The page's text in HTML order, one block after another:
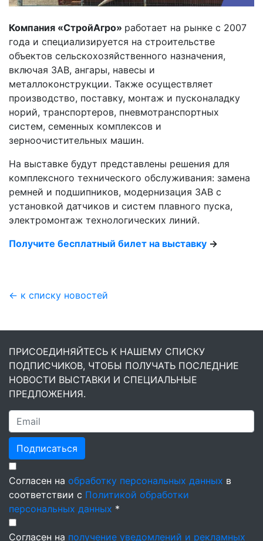
Компания «СтройАгро» работает на рынке с 2007
года и специализируется на строительстве
объектов сельскохозяйственного назначения,
включая ЗАВ, ангары, навесы и
металлоконструкции. Также осуществляет
производство, поставку, монтаж и пусконаладку
норий, транспортеров, пневмотранспортных
систем, семенных комплексов и
зерноочистительных машин.
На выставке будут представлены решения для
комплексного технического обслуживания: замена
ремней и подшипников, модернизация ЗАВ с
установкой датчиков и систем плавного пуска,
электромонтаж технологических линий.
Получите бесплатный билет на выставку →
← к списку новостей
ПРИСОЕДИНЯЙТЕСЬ К НАШЕМУ СПИСКУ
ПОДПИСЧИКОВ, ЧТОБЫ ПОЛУЧАТЬ ПОСЛЕДНИЕ
НОВОСТИ ВЫСТАВКИ И СПЕЦИАЛЬНЫЕ
ПРЕДЛОЖЕНИЯ.
Подписаться
Согласен на обработку персональных данных в
соответствии с Политикой обработки
персональных данных *
Согласен на получение уведомлений и рекламных